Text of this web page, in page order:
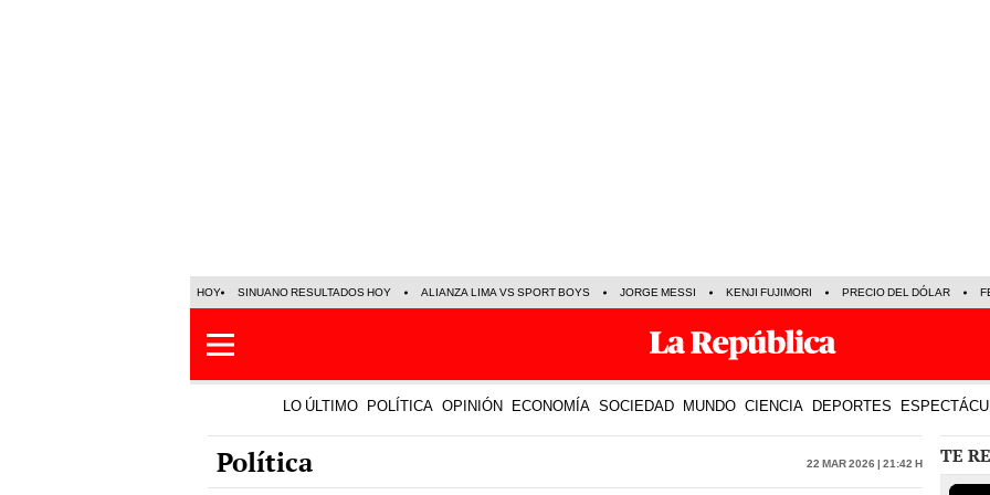
HOY SINUANO RESULTADOS HOY ALIANZA LIMA VS SPORT BOYS JORGE MESSI KENJI FUJIMORI PRECIO DEL DÓLAR
LO ÚLTIMO POLÍTICA OPINIÓN ECONOMÍA SOCIEDAD MUNDO CIENCIA DEPORTES
Política 22 Mar 2026 | 21:42 h TE